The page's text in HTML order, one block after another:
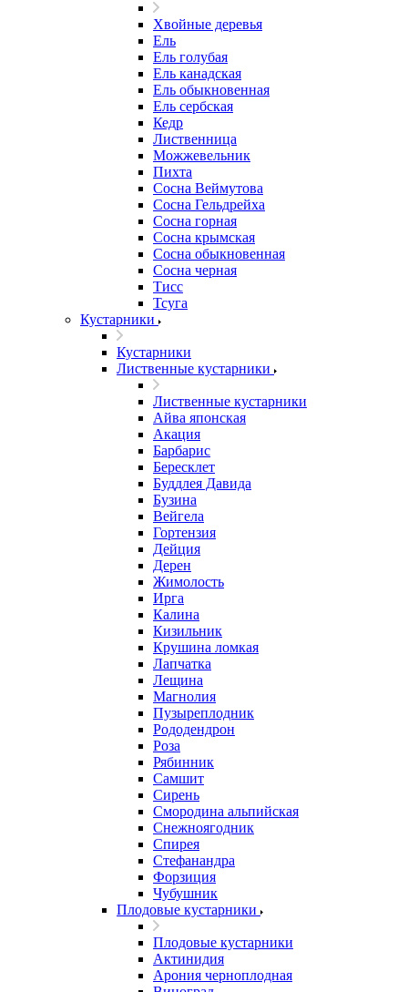
Хвойные деревья
Ель
Ель голубая
Ель канадская
Ель обыкновенная
Ель сербская
Кедр
Лиственница
Можжевельник
Пихта
Сосна Веймутова
Сосна Гельдрейха
Сосна горная
Сосна крымская
Сосна обыкновенная
Сосна черная
Тисс
Тсуга
Кустарники
Кустарники
Лиственные кустарники
Лиственные кустарники
Айва японская
Акация
Барбарис
Бересклет
Буддлея Давида
Бузина
Вейгела
Гортензия
Дейция
Дерен
Жимолость
Ирга
Калина
Кизильник
Крушина ломкая
Лапчатка
Лещина
Магнолия
Пузыреплодник
Рододендрон
Роза
Рябинник
Самшит
Сирень
Смородина альпийская
Снежноягодник
Спирея
Стефанандра
Форзиция
Чубушник
Плодовые кустарники
Плодовые кустарники
Актинидия
Арония черноплодная